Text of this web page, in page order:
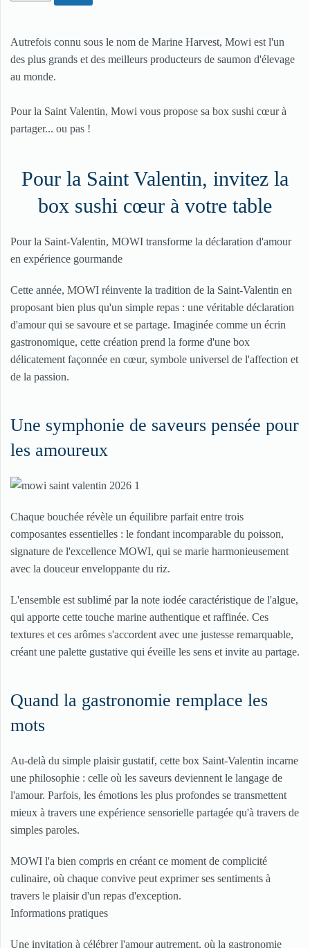
Autrefois connu sous le nom de Marine Harvest, Mowi est l'un
des plus grands et des meilleurs producteurs de saumon d'élevage
au monde.
Pour la Saint Valentin, Mowi vous propose sa box sushi cœur à
partager... ou pas !
Pour la Saint Valentin, invitez la
box sushi cœur à votre table
Pour la Saint-Valentin, MOWI transforme la déclaration d'amour
en expérience gourmande
Cette année, MOWI réinvente la tradition de la Saint-Valentin en
proposant bien plus qu'un simple repas : une véritable déclaration
d'amour qui se savoure et se partage. Imaginée comme un écrin
gastronomique, cette création prend la forme d'une box
délicatement façonnée en cœur, symbole universel de l'affection et
de la passion.
Une symphonie de saveurs pensée pour
les amoureux
Chaque bouchée révèle un équilibre parfait entre trois
composantes essentielles : le fondant incomparable du poisson,
signature de l'excellence MOWI, qui se marie harmonieusement
avec la douceur enveloppante du riz.
L'ensemble est sublimé par la note iodée caractéristique de l'algue,
qui apporte cette touche marine authentique et raffinée. Ces
textures et ces arômes s'accordent avec une justesse remarquable,
créant une palette gustative qui éveille les sens et invite au partage.
Quand la gastronomie remplace les
mots
Au-delà du simple plaisir gustatif, cette box Saint-Valentin incarne
une philosophie : celle où les saveurs deviennent le langage de
l'amour. Parfois, les émotions les plus profondes se transmettent
mieux à travers une expérience sensorielle partagée qu'à travers de
simples paroles.
MOWI l'a bien compris en créant ce moment de complicité
culinaire, où chaque convive peut exprimer ses sentiments à
travers le plaisir d'un repas d'exception.
Informations pratiques
Une invitation à célébrer l'amour autrement, où la gastronomie